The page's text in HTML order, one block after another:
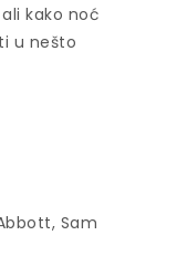
kako noć
u nešto
Sam